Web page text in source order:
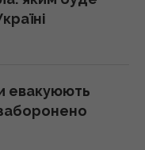
населення
евакуюють
заборонено